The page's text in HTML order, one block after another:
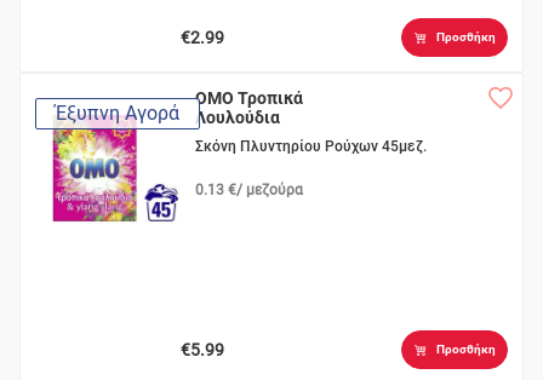
€2.99 Προσθήκη
Έξυπνη Αγορά
OMO Τροπικά
Λουλούδια
Σκόνη Πλυντηρίου Ρούχων 45μεζ.
0.13 €/ μεζούρα
€5.99 Προσθήκη